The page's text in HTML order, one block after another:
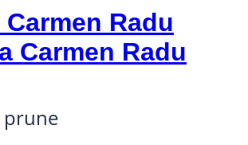
Radu
prune